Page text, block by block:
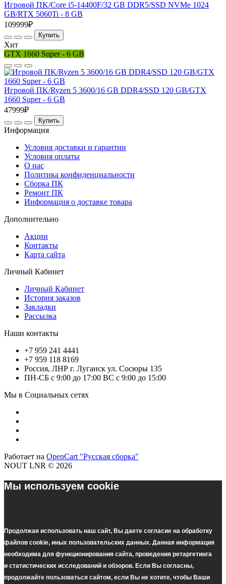
Игровой ПK/Core i5-14400F/32 GB DDR5/SSD NVMe 1024
GB/RTX 5060Ti - 8 GB
109999₽
Купить
Хит
GTX 1660 Super - 6 GB
Игровой ПK/Ryzen 5 3600/16 GB DDR4/SSD 120 GB/GTX
1660 Super - 6 GB
47999₽
Купить
Информация
Условия доставки и гарантии
Условия оплаты
О нас
Политика конфиденциальности
Сборка ПК
Ремонт ПК
Информация о доставке товара
Дополнительно
Акции
Контакты
Карта сайта
Личный Кабинет
Личный Кабинет
История заказов
Закладки
Рассылка
Наши контакты
+7 959 241 4441
+7 959 118 8169
Россия, ЛНР г. Луганск ул. Сосюры 135
ПН-СБ с 9:00 до 17:00 ВС с 9:00 до 15:00
Мы в Социальных сетях
Работает на OpenCart "Русская сборка"
NOUT LNR © 2026
Мы используем cookie
Продолжая использовать наш cайт, Вы даете согласие на обработку
файлов cookie, иных пользовательских данных. Данная информация
необходима для функционирования сайта, проведения ретаргетинга
и статистических исследований и обзоров. Если Вы согласны,
продолжайте пользоваться сайтом, если Вы не хотите, чтобы Ваши